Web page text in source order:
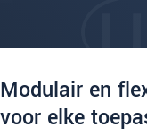
Modulair en
voor elke